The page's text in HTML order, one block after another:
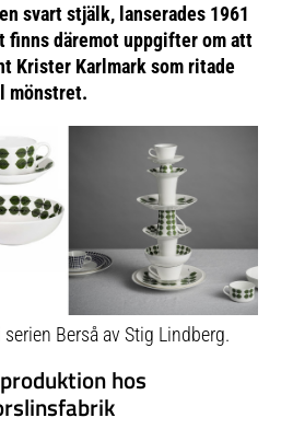
svart stjälk, lanserades 1961
finns däremot uppgifter om att
Krister Karlmark som ritade
mönstret.
Berså av Stig Lindberg.
hos